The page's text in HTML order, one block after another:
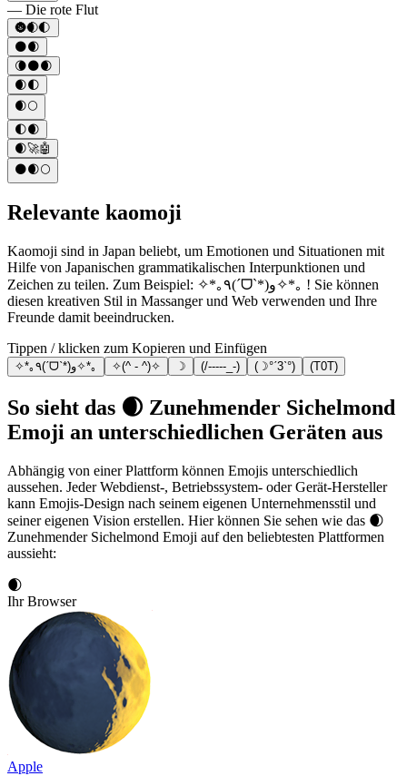
— Die rote Flut
🌚🌒🌓
🌑🌒
🌘🌑🌒
🌒🌓
🌒🌕
🌓🌒
🌒🚀🤖
🌑🌒🌕
Relevante kaomoji
Kaomoji sind in Japan beliebt, um Emotionen und Situationen mit
Hilfe von Japanischen grammatikalischen Interpunktionen und
Zeichen zu teilen. Zum Beispiel: ✧*｡٩(ˊᗜˋ*)و✧*｡ ! Sie können
diesen kreativen Stil in Massanger und Web verwenden und Ihre
Freunde damit beeindrucken.
Tippen / klicken zum Kopieren und Einfügen
✧*｡٩(ˊᗜˋ*)و✧*｡ ✧(^ - ^)✧ ☽ (/-----_-) (☽°ˊ3ˋ°) (T0T)
So sieht das 🌒 Zunehmender Sichelmond
Emoji an unterschiedlichen Geräten aus
Abhängig von einer Plattform können Emojis unterschiedlich
aussehen. Jeder Webdienst-, Betriebssystem- oder Gerät-Hersteller
kann Emojis-Design nach seinem eigenen Unternehmensstil und
seiner eigenen Vision erstellen. Hier können Sie sehen wie das 🌒
Zunehmender Sichelmond Emoji auf den beliebtesten Plattformen
aussieht:
🌒
Ihr Browser
Apple